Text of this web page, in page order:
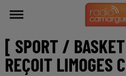
[ SPORT /
REÇOIT LIMOGES